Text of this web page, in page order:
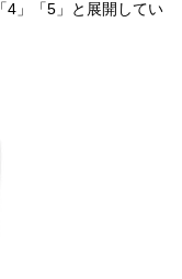
4」「5」と展開してい